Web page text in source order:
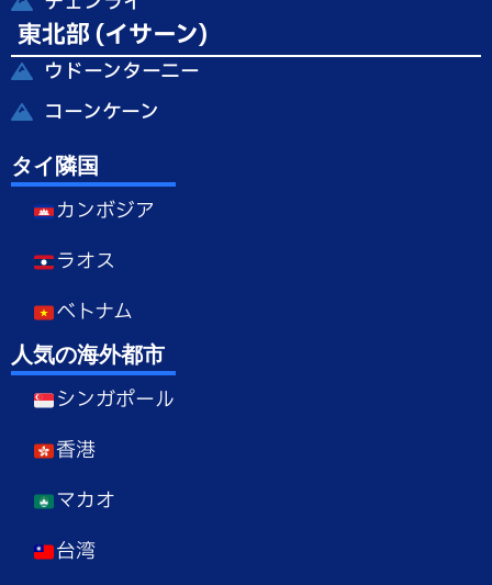
東北部 (イサーン)
ウドーンターニー
コーンケーン
タイ隣国
カンボジア
ラオス
ベトナム
人気の海外都市
シンガポール
香港
マカオ
台湾